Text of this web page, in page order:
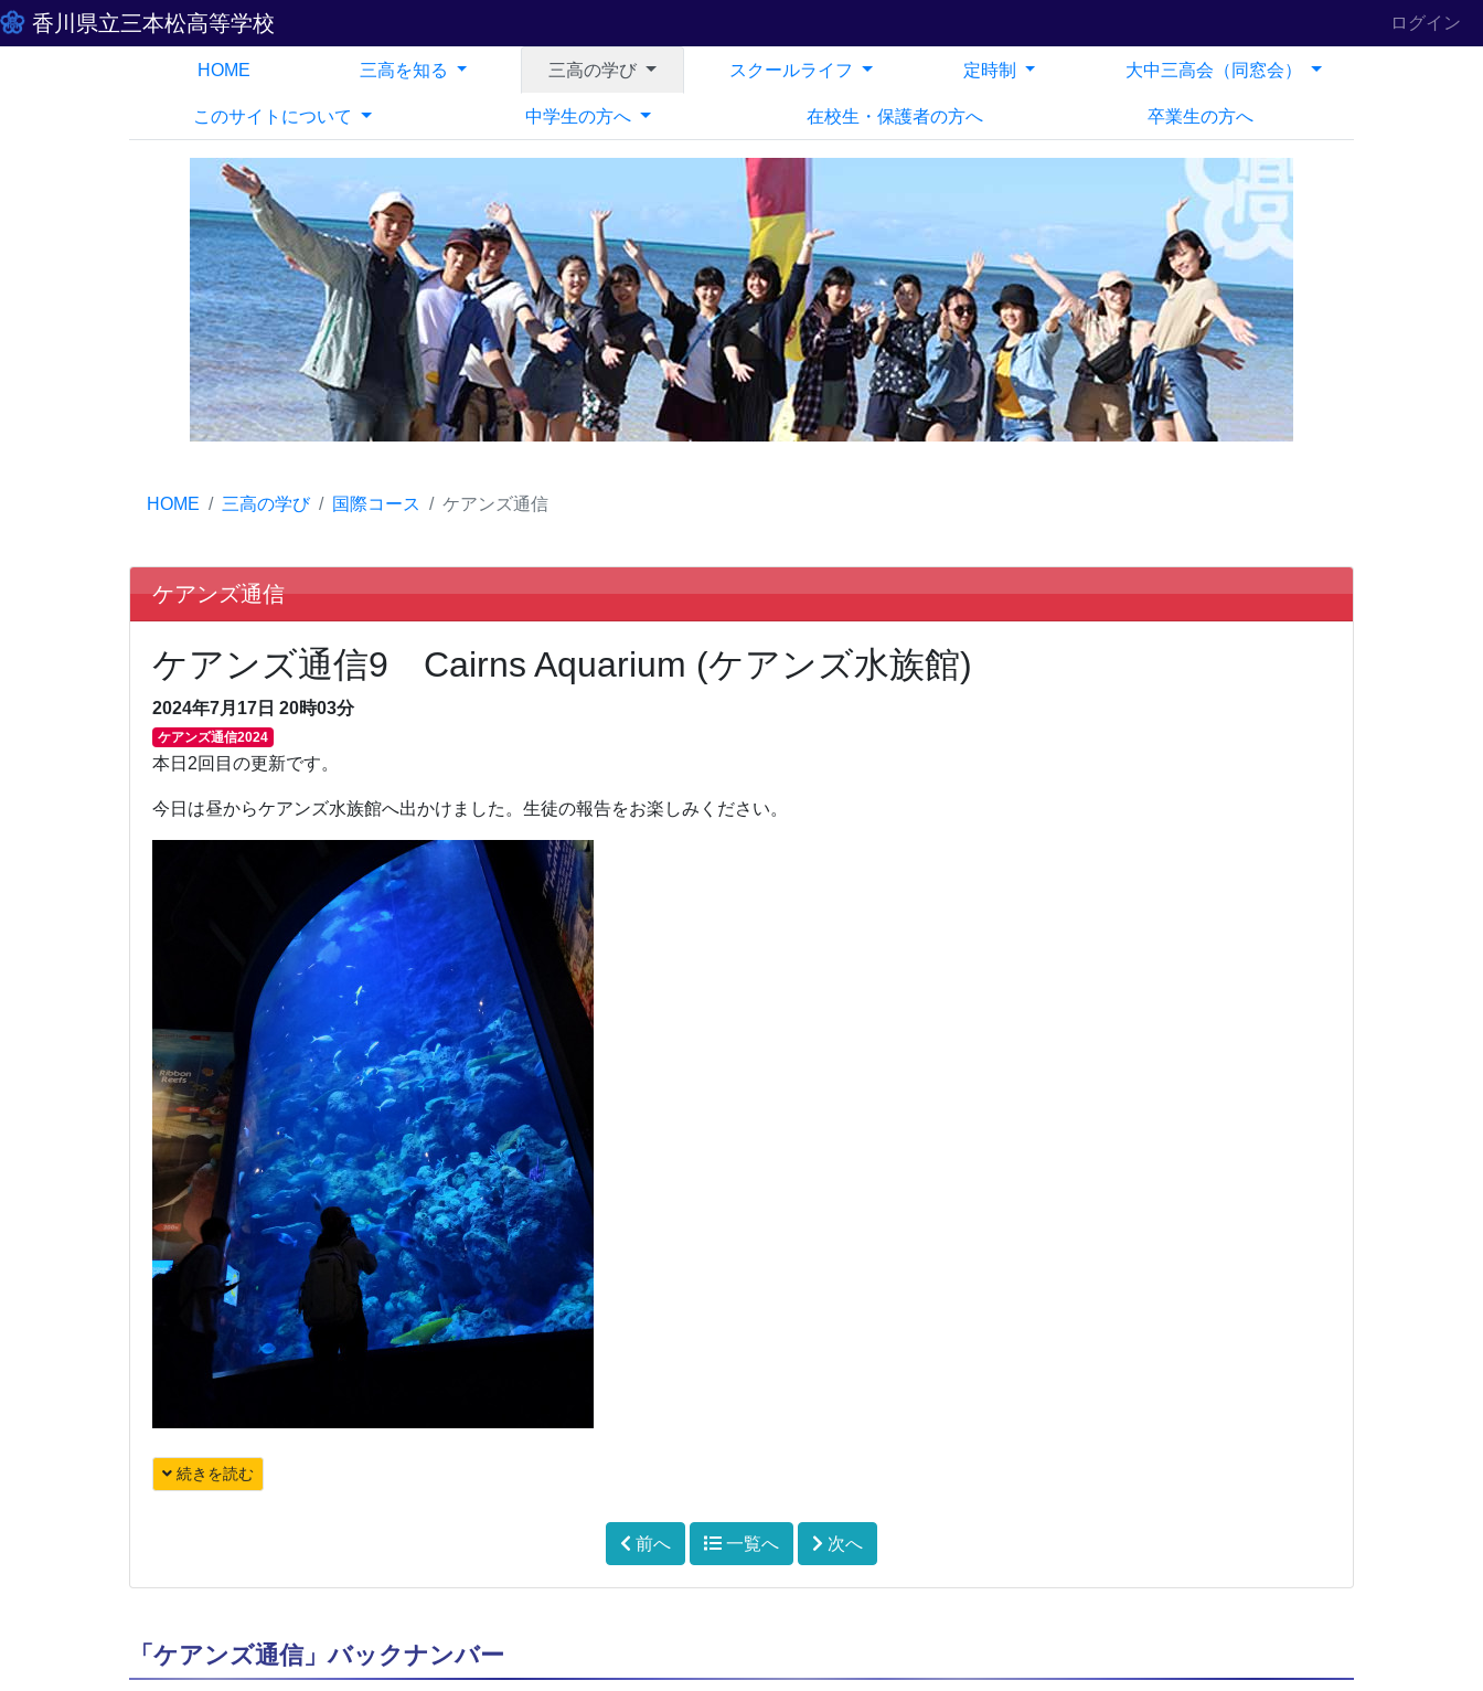
香川県立三本松高等学校 ログイン
HOME 三高を知る 三高の学び スクールライフ
中学生の方へ 在校生・保護者の方へ 卒業生の方へ
定時制 大中三高会（同窓会）
このサイトについて
HOME 三高の学び 国際コース ケアンズ通信
ケアンズ通信
ケアンズ通信9 Cairns Aquarium (ケアンズ水族館)
2024年7月17日 20時03分
ケアンズ通信2024
本日2回目の更新です。
今日は昼からケアンズ水族館へ出かけました。生徒の報告をお楽しみください。
続きを読む
前へ 一覧へ 次へ
「ケアンズ通信」バックナンバー